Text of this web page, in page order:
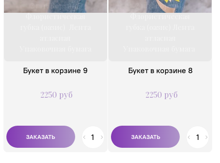
2 шт. Корзина
Букет в корзине 9
2250 руб
2 шт. Корзина
Букет в корзине 8
2250 руб